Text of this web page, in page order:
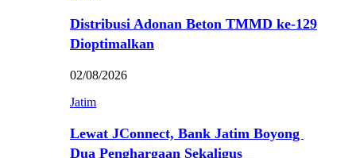
Distribusi Adonan Beton TMMD ke-129
Dioptimalkan
02/08/2026
Jatim
Lewat JConnect, Bank Jatim Boyong
Dua Penghargaan Sekaligus